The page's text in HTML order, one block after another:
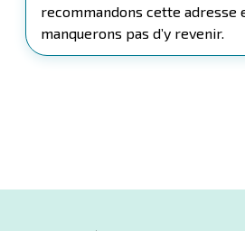
recommandons cette adresse
manquerons pas d’y revenir.